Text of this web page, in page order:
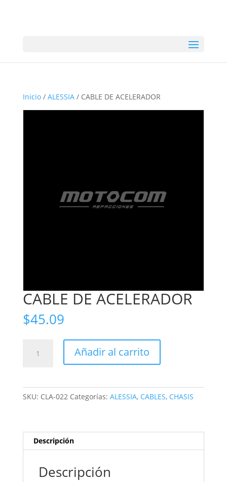
Inicio/ ALESSIA/ CABLE DE ACELERADOR
CABLE DE ACELERADOR
$45.09
Añadir al carrito
SKU: CLA-022 Categorías: ALESSIA, CABLES, CHASIS
Descripción
Descripción